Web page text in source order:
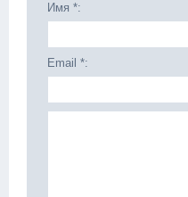
Имя *:
Email *: